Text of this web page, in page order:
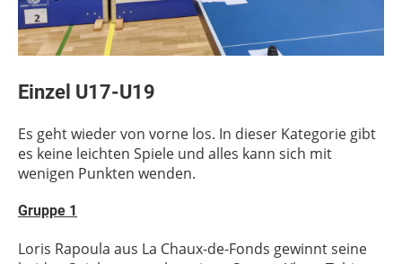
Einzel U17-U19
Es geht wieder von vorne los. In dieser Kategorie gibt
es keine leichten Spiele und alles kann sich mit
wenigen Punkten wenden.
Gruppe 1
Loris Rapoula aus La Chaux-de-Fonds gewinnt seine